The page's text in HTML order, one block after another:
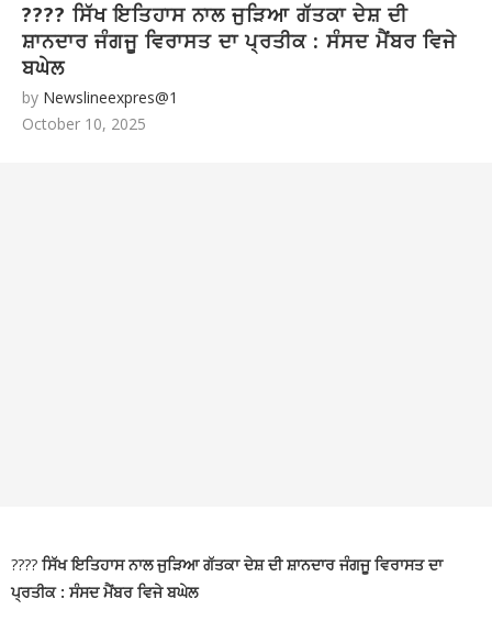
???? ਸਿੱਖ ਇਤਿਹਾਸ ਨਾਲ ਜੁੜਿਆ ਗੱਤਕਾ ਦੇਸ਼ ਦੀ
ਸ਼ਾਨਦਾਰ ਜੰਗਜੂ ਵਿਰਾਸਤ ਦਾ ਪ੍ਰਤੀਕ : ਸੰਸਦ ਮੈਂਬਰ ਵਿਜੇ
ਬਘੇਲ
by Newslineexpres@1
October 10, 2025
???? ਸਿੱਖ ਇਤਿਹਾਸ ਨਾਲ ਜੁੜਿਆ ਗੱਤਕਾ ਦੇਸ਼ ਦੀ ਸ਼ਾਨਦਾਰ ਜੰਗਜੂ ਵਿਰਾਸਤ ਦਾ
ਪ੍ਰਤੀਕ : ਸੰਸਦ ਮੈਂਬਰ ਵਿਜੇ ਬਘੇਲ